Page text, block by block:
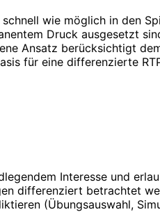
wie möglich in den
Druck ausgesetzt
Ansatz berücksichtigt
für eine differenzierte
Interesse und
differenziert betrachtet
(Übungsauswahl,